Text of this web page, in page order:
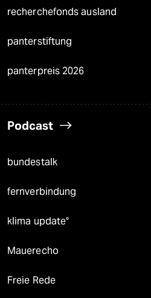
recherchefonds ausland
panterstiftung
panterpreis 2026
Podcast
bundestalk
fernverbindung
klima update°
Mauerecho
Freie Rede